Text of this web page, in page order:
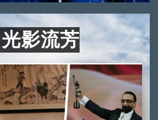
影流芳